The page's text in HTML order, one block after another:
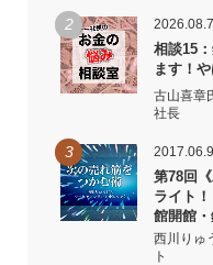
2 2026.08.7
相談15
ます！
古山喜章
社長
3 2017.06.9
第78回
ライト
館開館
西川りゅ
ト